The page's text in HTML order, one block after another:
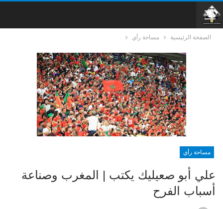
الصفحة الرئيسية مساحة رأي
مساحة رأي
علي أبو صعيليك يكتب | المغرب وصناعة
أسباب الفرح